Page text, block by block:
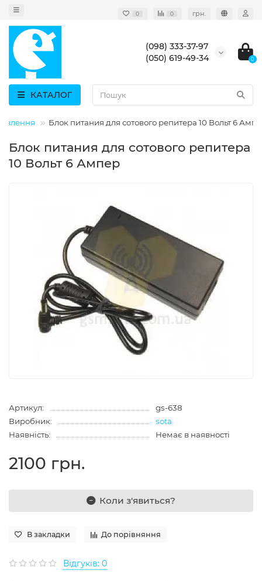
0 0 грн.
(098) 333-37-97
(050) 619-49-34
0
КАТАЛОГ
Блок питания для сотового репитера 10 Вольт 6
Блок питания для сотового репитера
10 Вольт 6 Ампер
Артикул:
gs-638
Виробник:
sota
Наявність:
Немає в наявності
2100 грн.
Коли з'явиться?
В закладки До порівняння
Відгуків: 0